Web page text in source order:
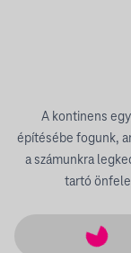
A kontinens
építésébe fogunk,
a számunkra
tartó